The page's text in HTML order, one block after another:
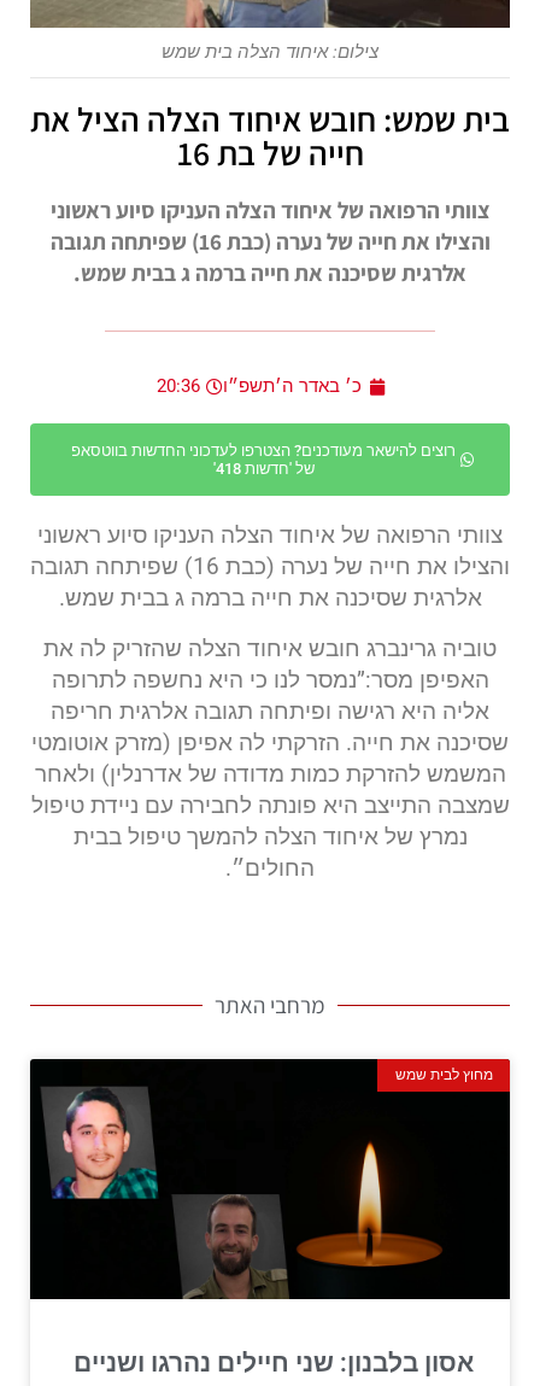
צילום: איחוד הצלה בית שמש
בית שמש: חובש איחוד הצלה הציל את
חייה של בת 16
צוותי הרפואה של איחוד הצלה העניקו סיוע ראשוני
והצילו את חייה של נערה (כבת 16) שפיתחה תגובה
אלרגית שסיכנה את חייה ברמה ג בבית שמש.
כ׳ באדר ה׳תשפ״ו 20:36
רוצים להישאר מעודכנים? הצטרפו לעדכוני החדשות בווטסאפ
של 'חדשות 418'
צוותי הרפואה של איחוד הצלה העניקו סיוע ראשוני
והצילו את חייה של נערה (כבת 16) שפיתחה תגובה
אלרגית שסיכנה את חייה ברמה ג בבית שמש.
טוביה גרינברג חובש איחוד הצלה שהזריק לה את
האפיפן מסר:”נמסר לנו כי היא נחשפה לתרופה
אליה היא רגישה ופיתחה תגובה אלרגית חריפה
שסיכנה את חייה. הזרקתי לה אפיפן (מזרק אוטומטי
המשמש להזרקת כמות מדודה של אדרנלין) ולאחר
שמצבה התייצב היא פונתה לחבירה עם ניידת טיפול
נמרץ של איחוד הצלה להמשך טיפול בבית
החולים״.
מרחבי האתר
מחוץ לבית שמש
אסון בלבנון: שני חיילים נהרגו ושניים